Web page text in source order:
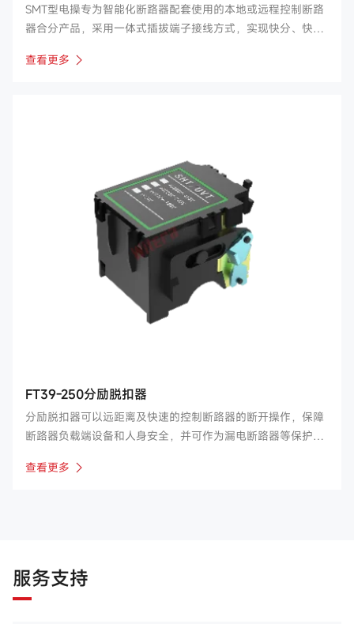
SMT型电操专为智能化断路器配套使用的本地或远程控制断路
器合分产品，采用一体式插拔端子接线方式，实现快分、快合
查看更多
FT39-250分励脱扣器
分励脱扣器可以远距离及快速的控制断路器的断开操作，保障
断路器负载端设备和人身安全，并可作为漏电断路器等保护电
列，适用于如常开、正泰、良信、德力西、诺雅克等国内断路
查看更多
服务支持